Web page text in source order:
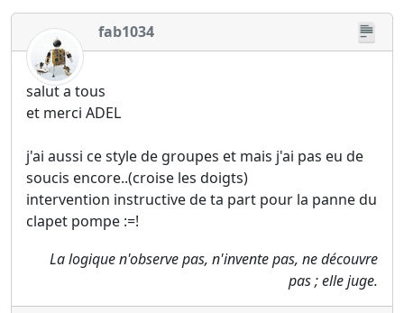
fab1034
salut a tous
et merci ADEL
j'ai aussi ce style de groupes et mais j'ai pas eu de
soucis encore..(croise les doigts)
intervention instructive de ta part pour la panne du
clapet pompe :=!
La logique n'observe pas, n'invente pas, ne découvre
pas ; elle juge.